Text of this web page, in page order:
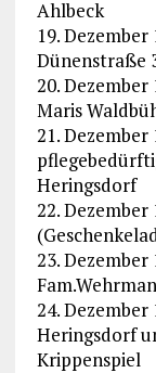
Ahlbeck
19.
Dünenstraße
20.
Maris
21.
Heringsdorf
22.
23.
24.
Heringsdorf
Krippenspiel